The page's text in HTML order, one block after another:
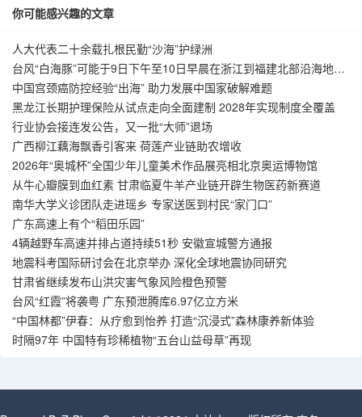
你可能感兴趣的文章
人大代表二十余载扎根民勤“沙海”护绿洲
台风“白海豚”可能于9日下午至10日早晨在浙江到福建北部沿海地区
登陆
中国宫颈癌防控经验“出海” 助力发展中国家破解难题
黑龙江长期护理保险从试点走向全面建制 2028年实现制度全覆盖
行业协会接连发公告，又一批“大师”退场
广西柳江藕海飘香引客来 荷莲产业链助农增收
2026年“奥城杯”全国少年儿童美术作品展亮相北京奥运博物馆
从牛心瓣膜到血红素 甘肃临夏牛羊产业链开辟生物医药新赛道
南华大学义诊团队走进瑶乡 专家送医到村民“家门口”
广东高速上有个“稻田乐园”
4辆越野车高速并排占道持续51秒 安徽宣城警方通报
地震科考国际研讨会在北京举办 深化全球地震协同研究
甘肃省继续发布山洪灾害气象风险橙色预警
台风“红霞”将袭粤 广东预泄腾库6.97亿立方米
“中国林都”伊春：从疗愈到怡养 打造“沉浸式”森林康养新体验
时隔97年 中国特有珍稀植物“五台山益母草”再现